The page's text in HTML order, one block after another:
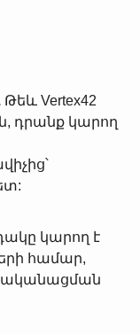
Թեև Vertex42
դրանք կարող
կարող է
համար,